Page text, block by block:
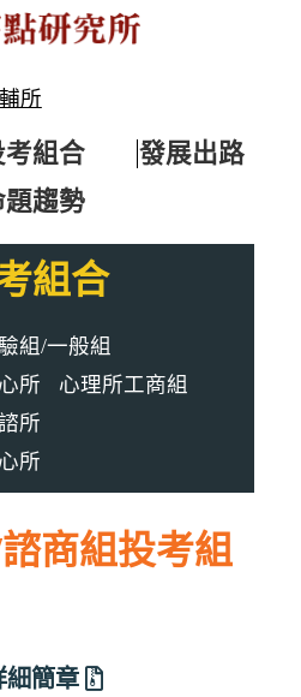
所
考組合
發展出路
題趨勢
組合
組/一般組
所
心理所工商組
所
所
商組投考組
細簡章